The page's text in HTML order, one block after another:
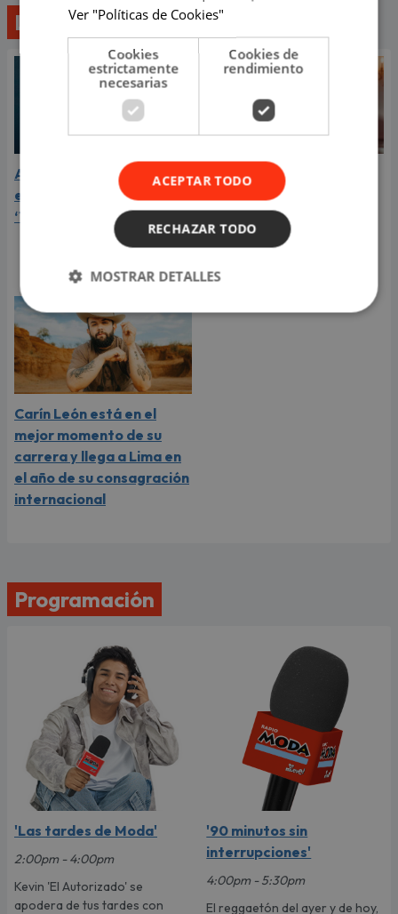
Lo último
Aria Vega conquista con
el lanzamiento de
‘Tototo (+4)’
¿Greeicy está
embarazada de su
segundo hijo? Mike Bahía
compartió revelador
Carín León está en el
mejor momento de su
carrera y llega a Lima en
el año de su consagración
internacional
Programación
'Las tardes de Moda'
2:00pm - 4:00pm
Kevin 'El Autorizado' se
apodera de tus tardes con
'90 minutos sin
interrupciones'
4:00pm - 5:30pm
El reggaetón del ayer y de hoy,
Ver "Políticas de Cookies"
Cookies
estrictamente
necesarias
Cookies de
rendimiento
ACEPTAR TODO
RECHAZAR TODO
MOSTRAR DETALLES